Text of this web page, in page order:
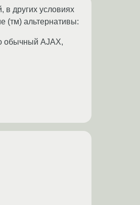
в других условиях
(тм) альтернативы:
обычный AJAX,